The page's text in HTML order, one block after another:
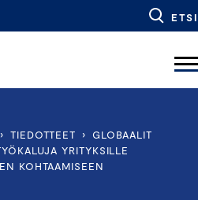
ETSI
› TIEDOTTEET › GLOBAALIT
YRITYKSILLE
KOHTAAMISEEN